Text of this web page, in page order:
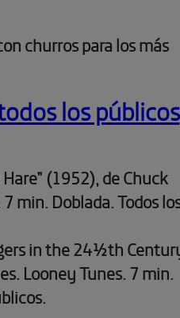
churros para los más
los públicos
(1952), de Chuck
7 min. Doblada. Todos
in the 24½th
Looney Tunes.7 min.